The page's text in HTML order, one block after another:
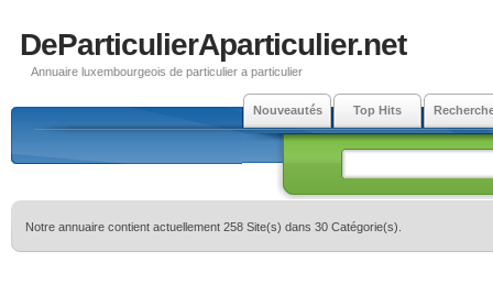
DeParticulierAparticulier.net
Annuaire luxembourgeois de particulier a particulier
Nouveautés Top Hits
Notre annuaire contient actuellement 258 Site(s) dans 30 Catégorie(s).